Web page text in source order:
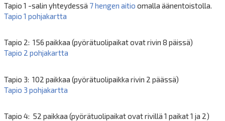
Tapio 1 -salin yhteydessä 7 hengen aitio omalla äänentoistolla.
Tapio 1 pohjakartta
Tapio 2: 156 paikkaa (pyörätuolipaikat ovat rivin 8 päissä)
Tapio 2 pohjakartta
Tapio 3: 102 paikkaa (pyörätuolipaikka rivin 2 päässä)
Tapio 3 pohjakartta
Tapio 4: 52 paikkaa (pyörätuolipaikat ovat rivillä 1 paikat 1 ja 2)